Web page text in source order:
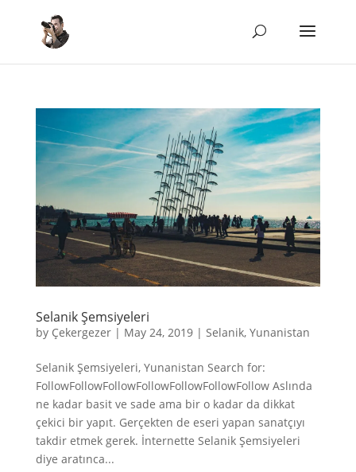
Selanik Şemsiyeleri
by Çekergezer| May 24, 2019| Selanik, Yunanistan
Selanik Şemsiyeleri, Yunanistan Search for:
FollowFollowFollowFollowFollowFollowFollow Aslında
ne kadar basit ve sade ama bir o kadar da dikkat
çekici bir yapıt. Gerçekten de eseri yapan sanatçıyı
takdir etmek gerek. İnternette Selanik Şemsiyeleri
diye aratınca...